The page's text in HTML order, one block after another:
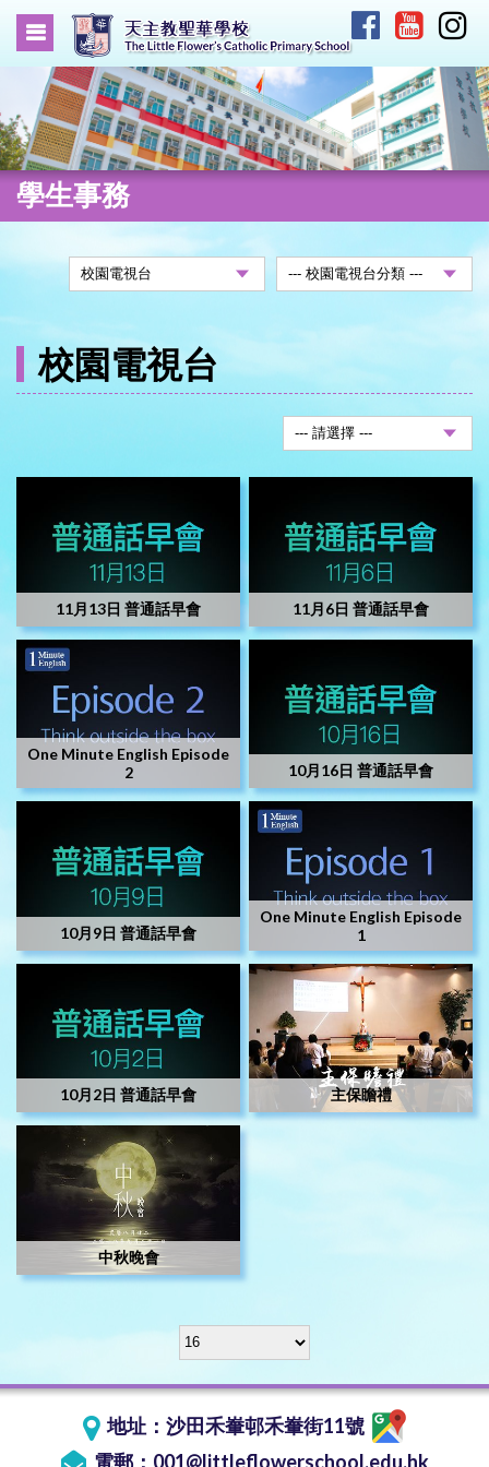
學生事務
校園電視台
11月13日 普通話早會 11月6日 普通話早會
One Minute English Episode
2
10月16日 普通話早會
10月9日 普通話早會
One Minute English Episode
1
10月2日 普通話早會 主保瞻禮
中秋晚會
地址： 沙田禾輋邨禾輋街11號
電郵： 001@littleflowerschool.edu.hk